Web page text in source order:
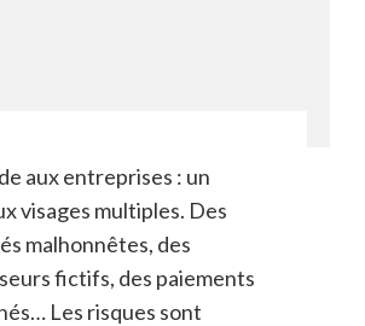
aux entreprises : un
visages multiples. Des
malhonnêtes, des
fictifs, des paiements
Les risques sont